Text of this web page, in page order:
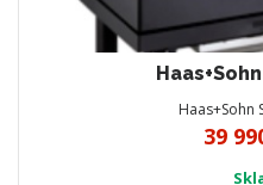
Haas+Sohn
39